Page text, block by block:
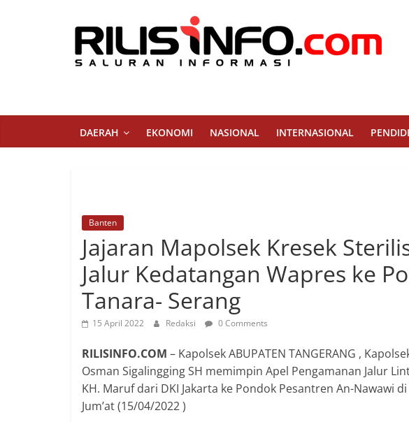
Rilis
Info
Saluran
Informasi
DAERAH EKONOMI NASIONAL INTERNASIONAL
Banten
Jajaran Mapolsek Kresek
Jalur Kedatangan Wapres ke
Tanara- Serang
15 April 2022 Redaksi 0 Comments
RILISINFO.COM – Kapolsek ABUPATEN TANGERANG ,
Osman Sigalingging SH memimpin Apel Pengamanan Jalur
KH. Maruf dari DKI Jakarta ke Pondok Pesantren An-Nawawi
Jum’at (15/04/2022 )